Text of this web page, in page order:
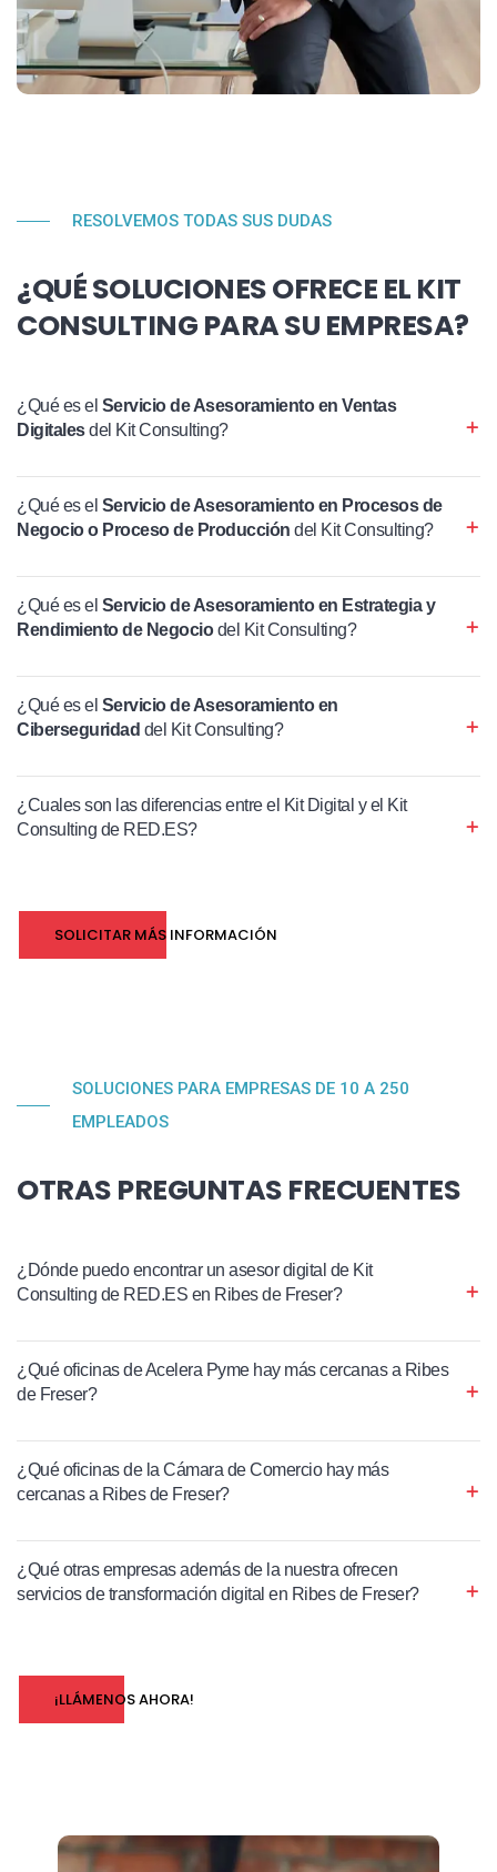
RESOLVEMOS TODAS SUS DUDAS
¿QUÉ SOLUCIONES OFRECE EL KIT
CONSULTING PARA SU EMPRESA?
¿Qué es el Servicio de Asesoramiento en Ventas
Digitalesdel Kit Consulting?
¿Qué es el Servicio de Asesoramiento en Procesos de
Negocio o Proceso de Producción del Kit Consulting?
¿Qué es el Servicio de Asesoramiento en Estrategia y
Rendimiento de Negociodel Kit Consulting?
¿Qué es el Servicio de Asesoramiento en
Ciberseguridad del Kit Consulting?
¿Cuales son las diferencias entre el Kit Digital y el Kit
Consulting de RED.ES?
SOLICITAR MÁS INFORMACIÓN
SOLUCIONES PARA EMPRESAS DE 10 A 250
EMPLEADOS
OTRAS PREGUNTAS FRECUENTES
¿Dónde puedo encontrar un asesor digital de Kit
Consulting de RED.ES en Ribes de Freser?
¿Qué oficinas de Acelera Pyme hay más cercanas a Ribes
de Freser?
¿Qué oficinas de la Cámara de Comercio hay más
cercanas a Ribes de Freser?
¿Qué otras empresas además de la nuestra ofrecen
servicios de transformación digital en Ribes de Freser?
¡LLÁMENOS AHORA!